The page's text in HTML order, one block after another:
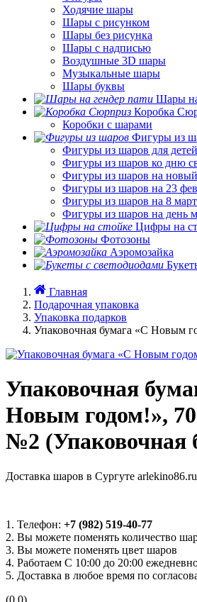
Ходячие шары
Шары с рисунком
Шары без рисунка
Шары с надписью
Воздушные 3D шары
Музыкальные шары
Шары буквы
Шары
Коробка
Коробки с шарами
Фигуры из
Фигуры из шаров для детей
Фигуры из шаров ко дню
Фигуры из шаров на
Фигуры из шаров на 23
Фигуры из шаров на 8
Фигуры из шаров на день
Цифры на
Фотозоны
Аэромозайка
Главная
Подарочная упаковка
Упаковка подарков
Упаковочная бумага «С Новым
Упаковочная
Новым годом!»,
№2 (Упаковочная
Доставка шаров в Сургуте arlekino86.ru
1. Телефон: +7 (982) 519-40-77
2. Вы можете поменять количество
3. Вы можете поменять цвет шаров
4. Работаем С 10:00 до 20:00
5. Доставка в любое время по
(0.0)